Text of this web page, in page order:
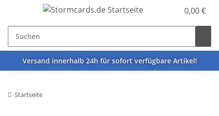
0,00 €
Versand innerhalb 24h für sofort verfügbare Artikel!
Startseite